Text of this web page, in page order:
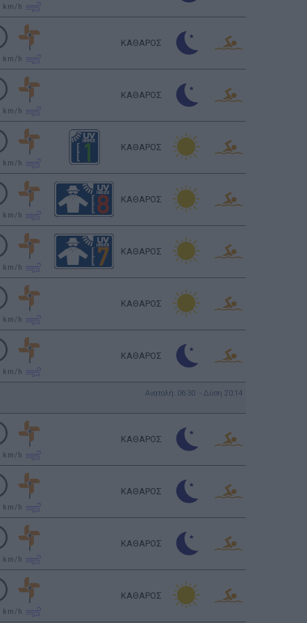
km/h
km/h
ΚΑΘΑΡΟΣ
km/h
ΚΑΘΑΡΟΣ
km/h
ΚΑΘΑΡΟΣ
km/h
ΚΑΘΑΡΟΣ
km/h
ΚΑΘΑΡΟΣ
km/h
ΚΑΘΑΡΟΣ
km/h
ΚΑΘΑΡΟΣ
Ανατολή: 06:30 - Δύση 20:14
km/h
ΚΑΘΑΡΟΣ
km/h
ΚΑΘΑΡΟΣ
km/h
ΚΑΘΑΡΟΣ
km/h
ΚΑΘΑΡΟΣ